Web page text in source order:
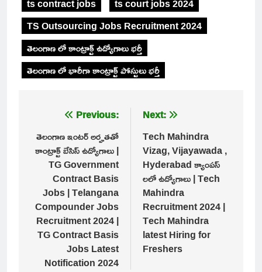
TS Outsourcing Jobs Recruitment 2024
తెలంగాణ లో కాంట్రాక్ట్ ఉద్యోగాలు భర్తీ
తెలంగాణ లో భారీగా కాంట్రాక్ట్ పోస్టులు భర్తీ
navigation
Previous:
తెలంగాణ ఇంటర్ అర్హతతో
కాంట్రాక్ట్ బేసిస్ ఉద్యోగాలు |
TG Government
Contract Basis
Jobs | Telangana
Compounder Jobs
Recruitment 2024 |
TG Contract Basis
Jobs Latest
Notification 2024
Next:
Tech Mahindra
Vizag, Vijayawada ,
Hyderabad క్యాంపస్
లలో ఉద్యోగాలు | Tech
Mahindra
Recruitment 2024 |
Tech Mahindra
latest Hiring for
Freshers